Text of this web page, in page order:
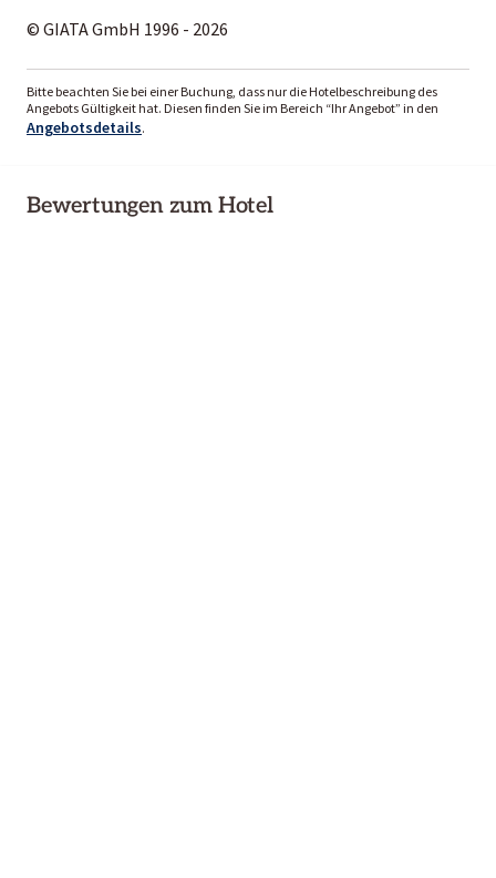
© GIATA GmbH 1996 - 2026
Bitte beachten Sie bei einer Buchung, dass nur die Hotelbeschreibung des
Angebots Gültigkeit hat. Diesen finden Sie im Bereich “Ihr Angebot” in den
Angebotsdetails.
Bewertungen zum Hotel